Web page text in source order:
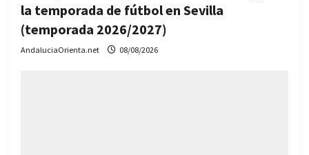
la temporada de fútbol en Sevilla
(temporada 2026/2027)
AndaluciaOrienta.net 08/08/2026